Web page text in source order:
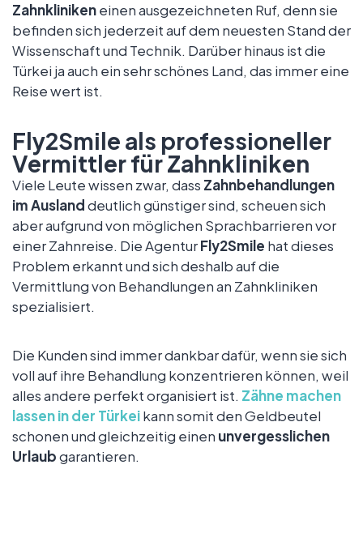
Zahnklinikeneinen ausgezeichneten Ruf, denn sie
befinden sich jederzeit auf dem neuesten Stand der
Wissenschaft und Technik. Darüber hinaus ist die
Türkei ja auch ein sehr schönes Land, das immer eine
Reise wert ist.
Fly2Smile als professioneller
Vermittler für Zahnkliniken
Viele Leute wissen zwar, dass Zahnbehandlungen
im Auslanddeutlich günstiger sind, scheuen sich
aber aufgrund von möglichen Sprachbarrieren vor
einer Zahnreise. Die AgenturFly2Smile hat dieses
Problem erkannt und sich deshalb auf die
Vermittlung von Behandlungen an Zahnkliniken
spezialisiert.
Die Kunden sind immer dankbar dafür, wenn sie sich
voll auf ihre Behandlung konzentrieren können, weil
alles andere perfekt organisiert ist. Zähne machen
lassen in der Türkeikann somit den Geldbeutel
schonen und gleichzeitig einen unvergesslichen
Urlaubgarantieren.